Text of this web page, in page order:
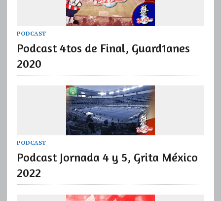
PODCAST
Podcast 4tos de Final, Guard1anes
2020
PODCAST
Podcast Jornada 4 y 5, Grita México
2022